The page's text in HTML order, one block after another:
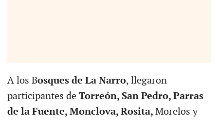
A los Bosques de La Narro, llegaron
participantes de Torreón, San Pedro, Parras
de la Fuente, Monclova, Rosita, Morelos y